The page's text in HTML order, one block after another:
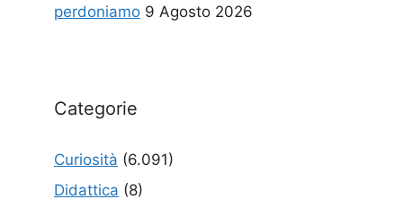
perdoniamo 9 Agosto 2026
Categorie
Curiosità (6.091)
Didattica (8)